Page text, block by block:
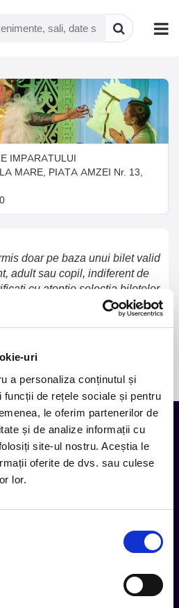
uri
a personaliza conținutul și
funcții de rețele sociale și pentru
le oferim partenerilor de
și de analize informații cu
site-ul nostru. Aceștia le
oferite de dvs. sau culese
lor.
IMPARATULUI
MARE, PIATA AMZEI Nr. 13,
doar pe baza unui bilet valid
adult sau copil, indiferent de
cu atenție selecția biletelor
coșul” pentru a vă asigura că
corespund spectacolului dorit.
direct in